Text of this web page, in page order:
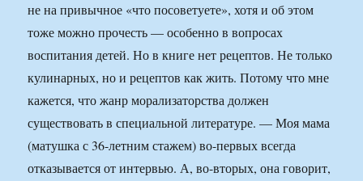
не на привычное «что посоветуете», хотя и об этом
тоже можно прочесть — особенно в вопросах
воспитания детей. Но в книге нет рецептов. Не только
кулинарных, но и рецептов как жить. Потому что мне
кажется, что жанр морализаторства должен
существовать в специальной литературе. — Моя мама
(матушка с 36-летним стажем) во-первых всегда
отказывается от интервью. А, во-вторых, она говорит,